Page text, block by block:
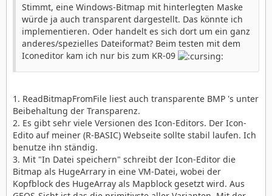
Stimmt, eine Windows-Bitmap mit hinterlegten Maske
würde ja auch transparent dargestellt. Das könnte ich
implementieren. Oder handelt es sich dort um ein ganz
anderes/spezielles Dateiformat? Beim testen mit dem
Iconeditor kam ich nur bis zum KR-09
1. ReadBitmapFromFile liest auch transparente BMP 's unter
Beibehaltung der Transparenz.
2. Es gibt sehr viele Versionen des Icon-Editors. Der Icon-
Edito auf meiner (R-BASIC) Webseite sollte stabil laufen. Ich
benutze ihn ständig.
3. Mit "In Datei speichern" schreibt der Icon-Editor die
Bitmap als HugeArrary in eine VM-Datei, wobei der
Kopfblock des HugeArray als Mapblock gesetzt wird. Aus